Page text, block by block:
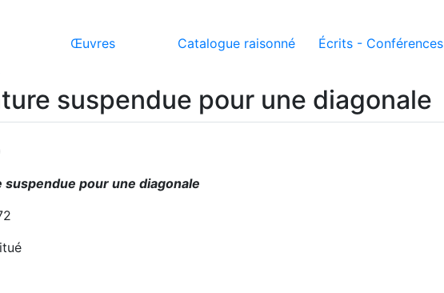
Œuvres Catalogue raisonné Écrits - Conférences
suspendue pour une diagonale
suspendue pour une diagonale